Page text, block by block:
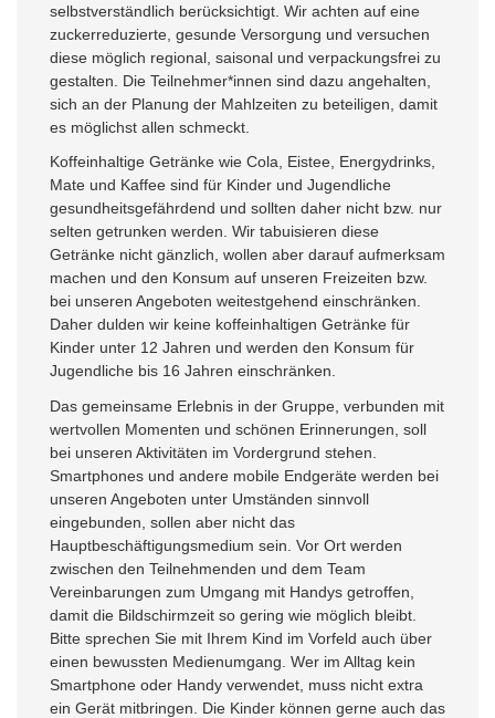
selbstverständlich berücksichtigt. Wir achten auf eine
zuckerreduzierte, gesunde Versorgung und versuchen
diese möglich regional, saisonal und verpackungsfrei zu
gestalten. Die Teilnehmer*innen sind dazu angehalten,
sich an der Planung der Mahlzeiten zu beteiligen, damit
es möglichst allen schmeckt.
Koffeinhaltige Getränke wie Cola, Eistee, Energydrinks,
Mate und Kaffee sind für Kinder und Jugendliche
gesundheitsgefährdend und sollten daher nicht bzw. nur
selten getrunken werden. Wir tabuisieren diese
Getränke nicht gänzlich, wollen aber darauf aufmerksam
machen und den Konsum auf unseren Freizeiten bzw.
bei unseren Angeboten weitestgehend einschränken.
Daher dulden wir keine koffeinhaltigen Getränke für
Kinder unter 12 Jahren und werden den Konsum für
Jugendliche bis 16 Jahren einschränken.
Das gemeinsame Erlebnis in der Gruppe, verbunden mit
wertvollen Momenten und schönen Erinnerungen, soll
bei unseren Aktivitäten im Vordergrund stehen.
Smartphones und andere mobile Endgeräte werden bei
unseren Angeboten unter Umständen sinnvoll
eingebunden, sollen aber nicht das
Hauptbeschäftigungsmedium sein. Vor Ort werden
zwischen den Teilnehmenden und dem Team
Vereinbarungen zum Umgang mit Handys getroffen,
damit die Bildschirmzeit so gering wie möglich bleibt.
Bitte sprechen Sie mit Ihrem Kind im Vorfeld auch über
einen bewussten Medienumgang. Wer im Alltag kein
Smartphone oder Handy verwendet, muss nicht extra
ein Gerät mitbringen. Die Kinder können gerne auch das